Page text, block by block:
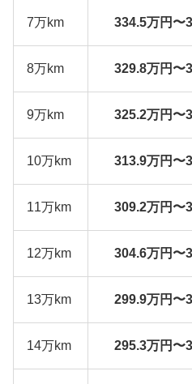
7万km 334.5万円〜
8万km 329.8万円〜
9万km 325.2万円〜
10万km 313.9万円〜
11万km 309.2万円〜
12万km 304.6万円〜
13万km 299.9万円〜
14万km 295.3万円〜